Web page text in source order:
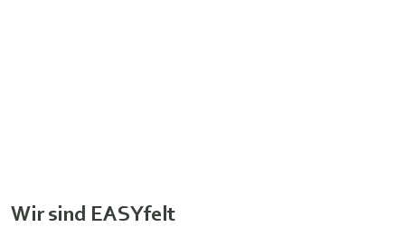
Wir sind EASYfelt